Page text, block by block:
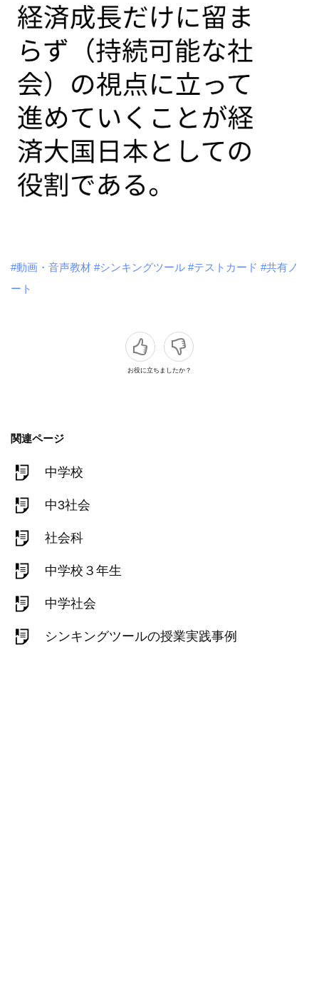
#動画・音声教材 #シンキングツール #テストカード #共有ノ
ート
お役に立ちましたか？
関連ページ
中学校
中3社会
社会科
中学校３年生
中学社会
シンキングツールの授業実践事例